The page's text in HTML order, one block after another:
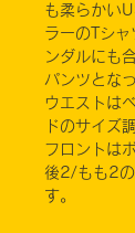
も柔らかい
ラーのTシ
ンダルにも
パンツとな
ウエストは
ドのサイズ
フロントは
後2/もも2の
す。